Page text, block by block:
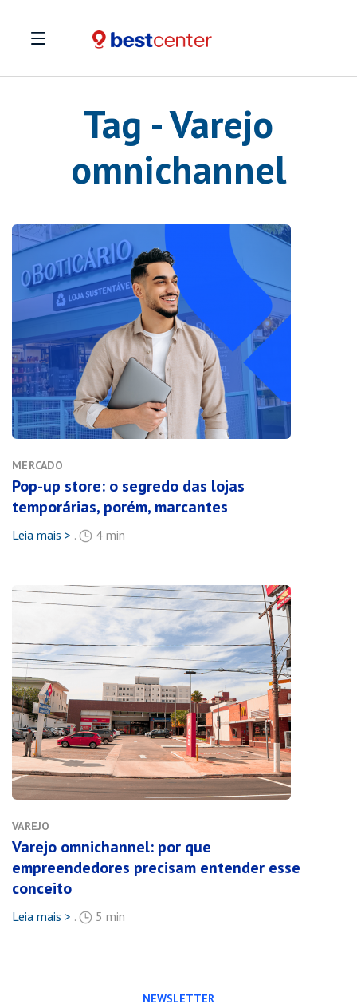
Tag - Varejo
omnichannel
MERCADO
Pop-up store: o segredo das lojas
temporárias, porém, marcantes
Leia mais > . 4 min
VAREJO
Varejo omnichannel: por que
empreendedores precisam entender esse
conceito
Leia mais > . 5 min
NEWSLETTER